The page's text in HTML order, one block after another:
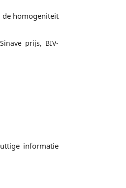
de homogeniteit
prijs, BIV-
informatie